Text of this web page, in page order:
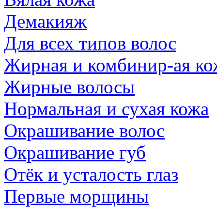
Демакияж
Для всех типов волос
Жирная и комбинир-ая
Жирные волосы
Нормальная и сухая кожа
Окрашивание волос
Окрашивание губ
Отёк и усталость глаз
Первые морщины